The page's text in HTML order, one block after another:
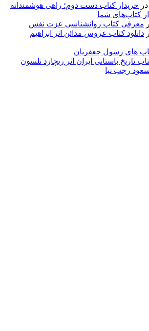
در خریدار کتاب دست دوم؛ راهی هوشمندانه
کتاب‌های شما
معرفی کتاب روانشناسی عزت نفس
دانلود کتاب عروس مدائن اثر ابراهیم
های رسول جعفریان
تاریخ باستانی ایران اثر ریچارد نلسون
رجب نیا